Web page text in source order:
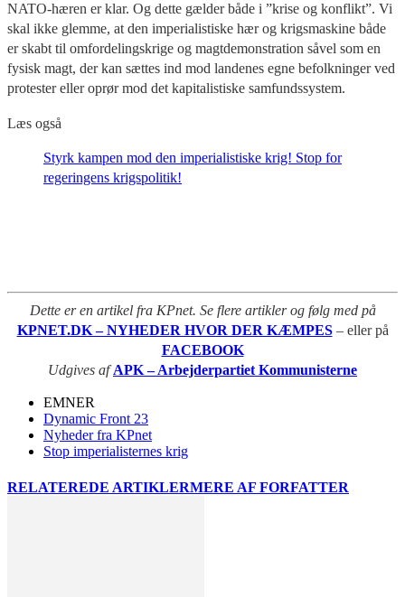
NATO-hæren er klar. Og dette gælder både i ”krise og konflikt”. Vi
skal ikke glemme, at den imperialistiske hær og krigsmaskine både
er skabt til omfordelingskrige og magtdemonstration såvel som en
fysisk magt, der kan sættes ind mod landenes egne befolkninger ved
protester eller oprør mod det kapitalistiske samfundssystem.
Læs også
Styrk kampen mod den imperialistiske krig! Stop for
regeringens krigspolitik!
Dette er en artikel fra KPnet. Se flere artikler og følg med på
KPNET.DK – NYHEDER HVOR DER KÆMPES – eller på
FACEBOOK
Udgives afAPK – Arbejderpartiet Kommunisterne
EMNER
Dynamic Front 23
Nyheder fra KPnet
Stop imperialisternes krig
RELATEREDE ARTIKLERMERE AF FORFATTER